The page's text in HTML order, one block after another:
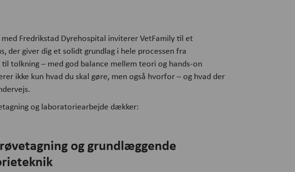
Fredrikstad Dyrehospital inviterer VetFamily til et
der giver dig et solidt grundlag i hele processen fra
tolkning – med god balance mellem teori og hands-on
ikke kun hvad du skal gøre, men også hvorfor – og hvad der
og laboratoriearbejde dækker:
og grundlæggende